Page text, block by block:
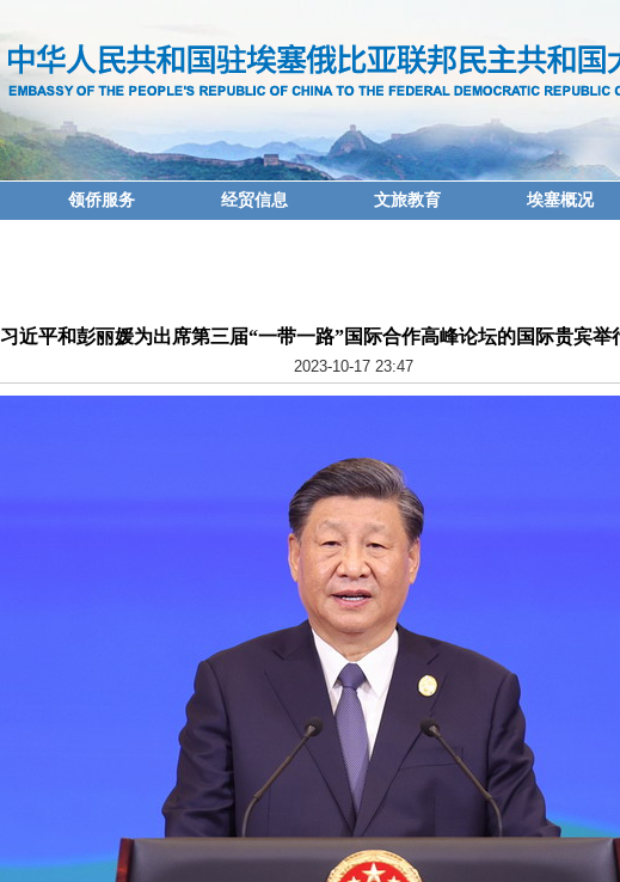
领侨服务 经贸信息 文旅教育 埃塞概况
习近平和彭丽媛为出席第三届“一带一路”国际合作高峰论坛的国际贵宾举
2023-10-17 23:47